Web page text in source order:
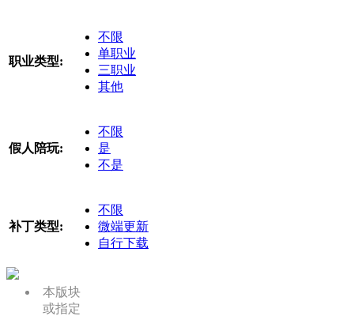
职业类型:
不限
单职业
三职业
其他
假人陪玩:
不限
是
不是
补丁类型:
不限
微端更新
自行下载
本版块
或指定